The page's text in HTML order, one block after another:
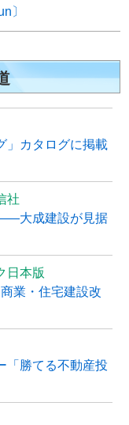
〕
」カタログに掲載
社
大成建設が見据
日本版
業・住宅建設改
「勝てる不動産投